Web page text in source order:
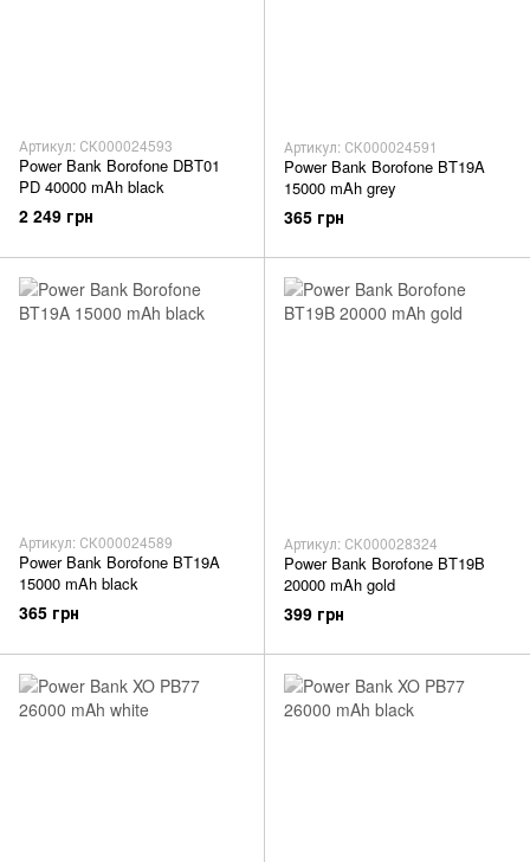
Артикул: СК000024593
Power Bank Borofone DBT01
PD 40000 mAh black
2 249 грн
Артикул: СК000024591
Power Bank Borofone BT19A
15000 mAh grey
365 грн
Артикул: СК000024589
Power Bank Borofone BT19A
15000 mAh black
365 грн
Артикул: СК000028324
Power Bank Borofone BT19B
20000 mAh gold
399 грн